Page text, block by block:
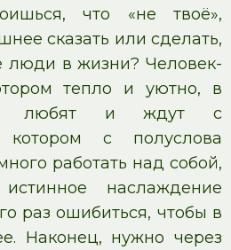
что «не твоё»,
сказать или сделать,
люди в жизни? Человек-
тепло и уютно, в
любят и ждут с
с полуслова
работать над собой,
наслаждение
раз ошибиться, чтобы в
Наконец, нужно через